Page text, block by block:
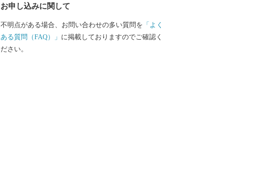
お申し込みに関して
不明点がある場合、お問い合わせの多い質問を 「よく
ある質問（FAQ）」 に掲載しておりますのでご確認く
ださい。